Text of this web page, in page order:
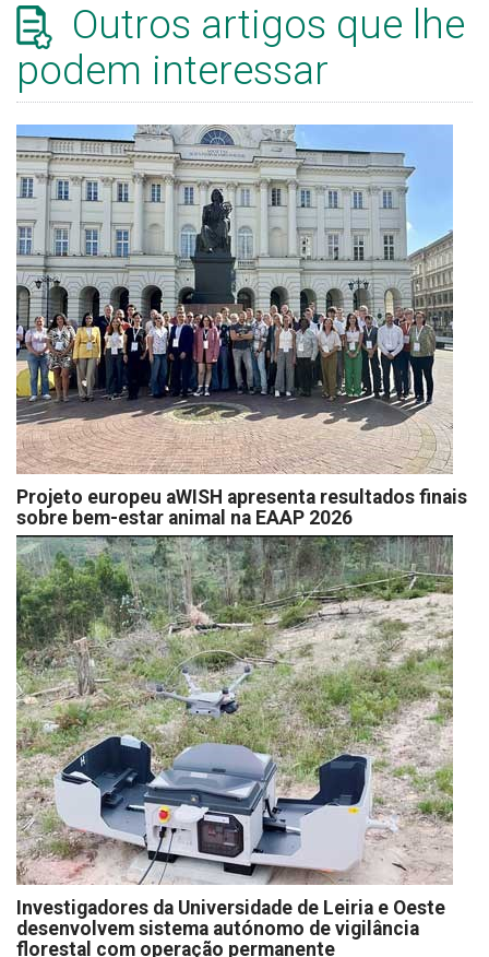
Outros artigos que lhe
podem interessar
Projeto europeu aWISH apresenta resultados finais
sobre bem-estar animal na EAAP 2026
Investigadores da Universidade de Leiria e Oeste
desenvolvem sistema autónomo de vigilância
florestal com operação permanente